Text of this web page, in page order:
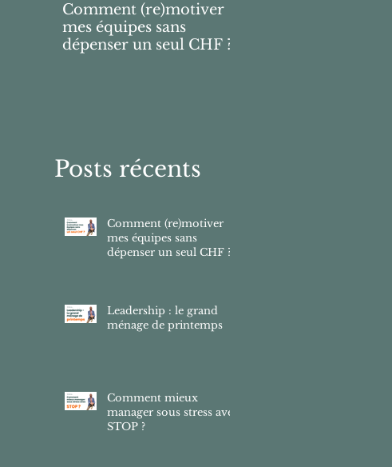
Comment (re)motiver
mes équipes sans
dépenser un seul CHF ?
Posts récents
Comment (re)motiver
mes équipes sans
dépenser un seul CHF ?
Leadership : le grand
ménage de printemps
Comment mieux
manager sous stress avec
STOP ?